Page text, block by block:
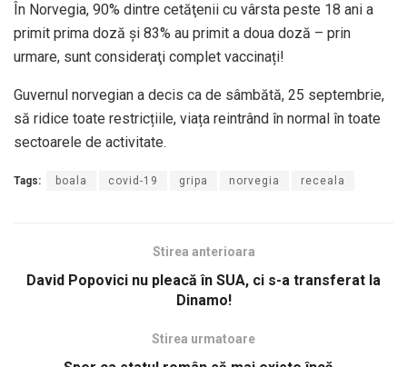
În Norvegia, 90% dintre cetăţenii cu vârsta peste 18 ani a
primit prima doză şi 83% au primit a doua doză – prin
urmare, sunt consideraţi complet vaccinați!
Guvernul norvegian a decis ca de sâmbătă, 25 septembrie,
să ridice toate restricțiile, viața reintrând în normal în toate
sectoarele de activitate.
Tags: boala covid-19 gripa norvegia receala
Stirea anterioara
David Popovici nu pleacă în SUA, ci s-a transferat la
Dinamo!
Stirea urmatoare